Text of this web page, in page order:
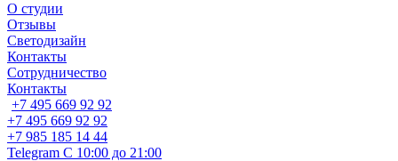
О студии
Отзывы
Светодизайн
Контакты
Сотрудничество
Контакты
+7 495 669 92 92
+7 495 669 92 92
+7 985 185 14 44
Telegram С 10:00 до 21:00